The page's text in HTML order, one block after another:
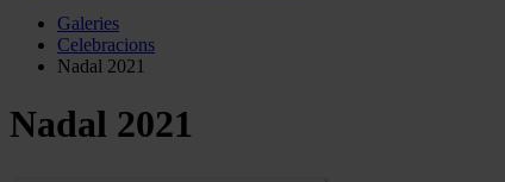
Galeries
Celebracions
Nadal 2021
Nadal 2021